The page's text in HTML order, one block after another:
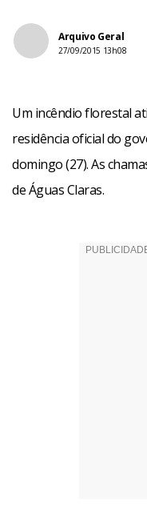
Arquivo Geral
27/09/2015 13h08
Um incêndio florestal
residência oficial do
domingo (27). As
de Águas Claras.